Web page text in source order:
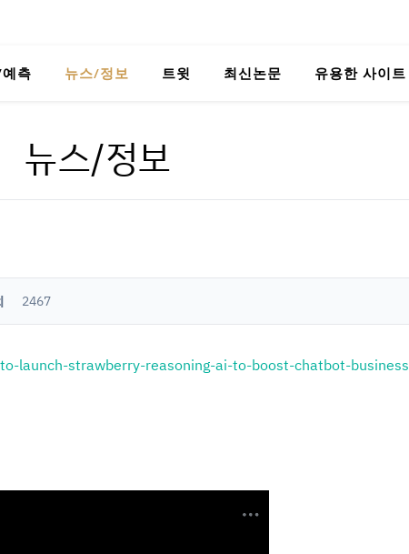
측 뉴스/정보 트윗 최신논문 유용한 사이트
뉴스/정보
2467
launch-strawberry-reasoning-ai-to-boost-chatbot-business